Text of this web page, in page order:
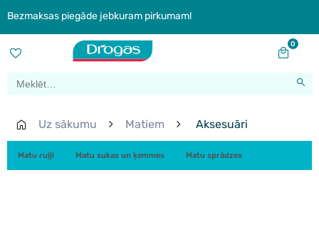
Bezmaksas piegāde jebkuram pirkumam!
0
Uz sākumu Matiem Aksesuāri
Matu ruļļi Matu sukas un ķemmes Matu sprādzes